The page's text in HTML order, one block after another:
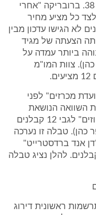
ביותר הוא 72 והנמוך ביותר הוא 38. ברובריקה "אחרי
כל מציע מחיר
לא הגישו עדכון מבין
הצעתה של מגיד
ההצעה הגבוהה ביותר עמדה על
כהן). צוות המו"מ
של "ועדת מכרזים" לפני
השוואה הנושאת
כותרת "השוואת קבלן מיסגרת חוזים" לגבי 12 קבלנים
כהן). טבלה זו נערכה
אנד ברדסטרייט"
להלן נציג טבלה
ראשונית דירוג